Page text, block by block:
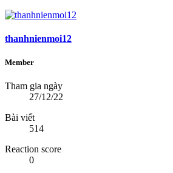
thanhnienmoi12
Member
Tham gia ngày
27/12/22
Bài viết
514
Reaction score
0